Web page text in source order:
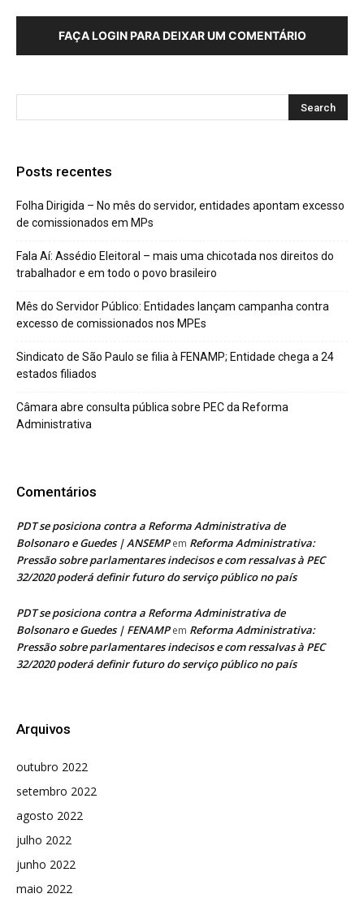
FAÇA LOGIN PARA DEIXAR UM COMENTÁRIO
Posts recentes
Folha Dirigida – No mês do servidor, entidades apontam excesso
de comissionados em MPs
Fala Aí: Assédio Eleitoral – mais uma chicotada nos direitos do
trabalhador e em todo o povo brasileiro
Mês do Servidor Público: Entidades lançam campanha contra
excesso de comissionados nos MPEs
Sindicato de São Paulo se filia à FENAMP; Entidade chega a 24
estados filiados
Câmara abre consulta pública sobre PEC da Reforma
Administrativa
Comentários
PDT se posiciona contra a Reforma Administrativa de
Bolsonaro e Guedes | ANSEMPem Reforma Administrativa:
Pressão sobre parlamentares indecisos e com ressalvas à PEC
32/2020 poderá definir futuro do serviço público no país
PDT se posiciona contra a Reforma Administrativa de
Bolsonaro e Guedes | FENAMPem Reforma Administrativa:
Pressão sobre parlamentares indecisos e com ressalvas à PEC
32/2020 poderá definir futuro do serviço público no país
Arquivos
outubro 2022
setembro 2022
agosto 2022
julho 2022
junho 2022
maio 2022